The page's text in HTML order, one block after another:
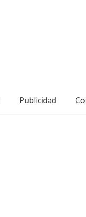
Publicidad